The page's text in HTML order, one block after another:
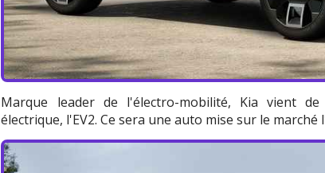
Marque leader de l'électro-mobilité, Kia vient
électrique, l'EV2. Ce sera une auto mise sur le marché